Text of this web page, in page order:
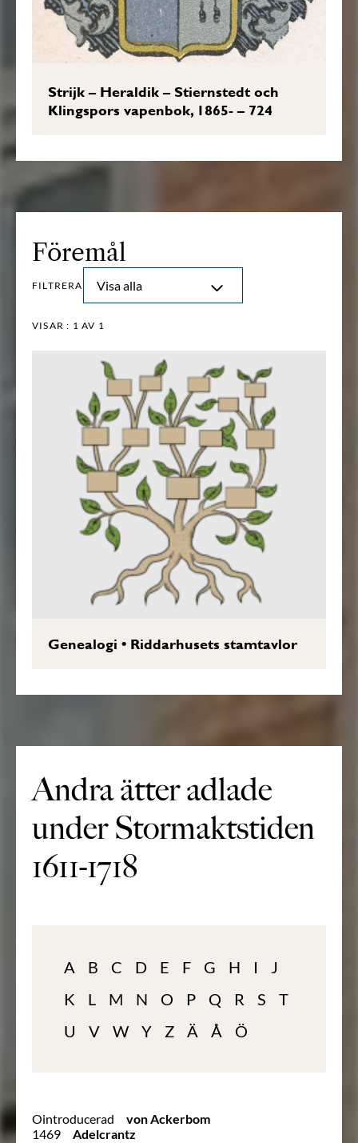
Strijk – Heraldik – Stiernstedt och
Klingspors vapenbok, 1865- – 724
Föremål
FILTRERA Visa alla
VISAR : 1 AV 1
Genealogi • Riddarhusets stamtavlor
Andra ätter adlade
under Stormaktstiden
1611-1718
A B C D E F G H I
J
K
L M N O P Q R S
T
U
V W Y Z Ä Å Ö
Ointroducerad
von Ackerbom
1469
Adelcrantz